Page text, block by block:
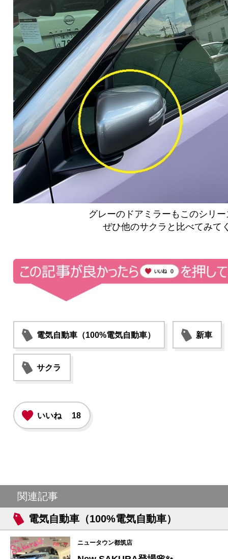
グレーのドアミラーもこのシリ
ぜひ他のサクラと比べてみて
電気自動車（100%電気自動車） 新車
サクラ
いいね 18
関連記事
電気自動車（100%電気自動車）
ニュータウン都筑店